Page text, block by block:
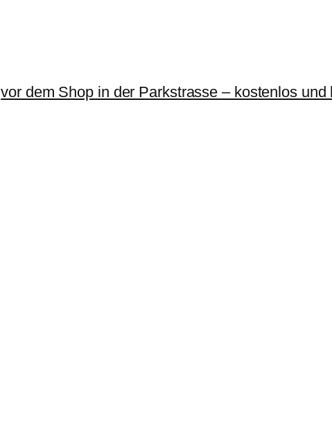
vor dem Shop in der Parkstrasse – kostenlos und